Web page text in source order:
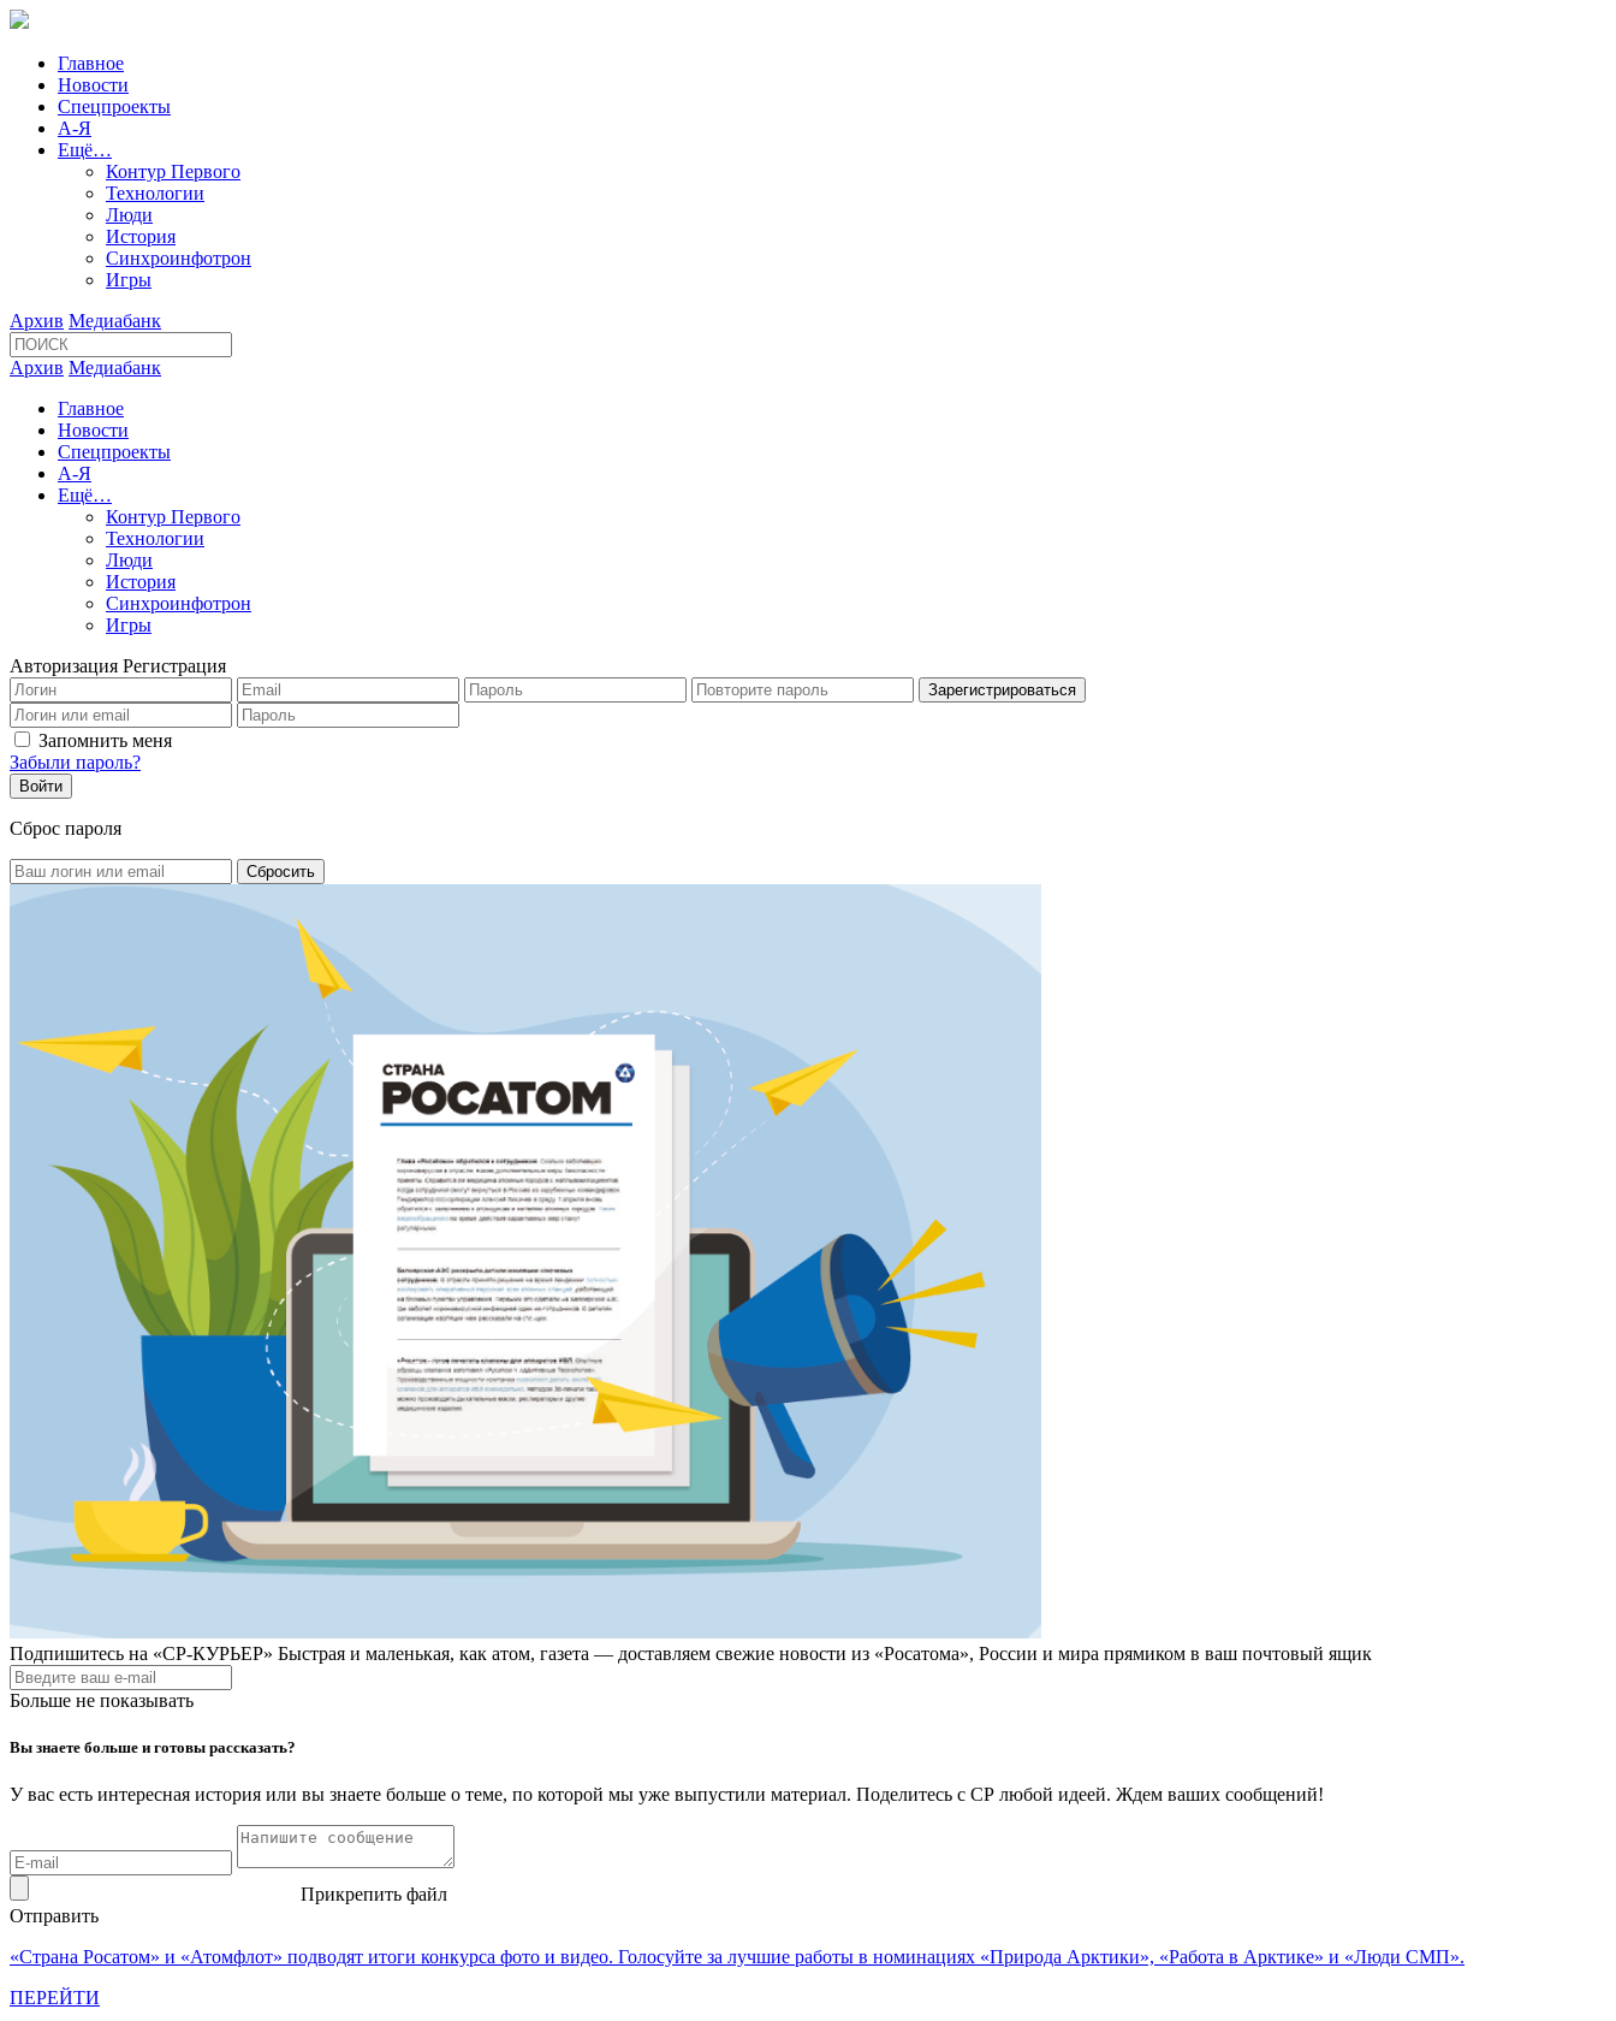
Главное
Новости
Спецпроекты
А-Я
Ещё…
Контур Первого
Технологии
Люди
История
Синхроинфотрон
Игры
Архив Медиабанк
Архив Медиабанк
Главное
Новости
Спецпроекты
А-Я
Ещё…
Контур Первого
Технологии
Люди
История
Синхроинфотрон
Игры
Авторизация Регистрация
Запомнить меня
Забыли пароль?
Сброс пароля
Подпишитесь на «СР-КУРЬЕР» Быстрая и маленькая, как атом, газета — доставляем свежие новости из «Росатома», России и мира прямиком в ваш почтовый ящик
Больше не показывать
Вы знаете больше и готовы рассказать?
У вас есть интересная история или вы знаете больше о теме, по которой мы уже выпустили материал. Поделитесь с СР любой идеей. Ждем ваших сообщений!
Прикрепить файл
Отправить
«Страна Росатом» и «Атомфлот» подводят итоги конкурса фото и видео. Голосуйте за лучшие работы в номинациях «Природа Арктики», «Работа в Арктике» и «Люди СМП».
ПЕРЕЙТИ